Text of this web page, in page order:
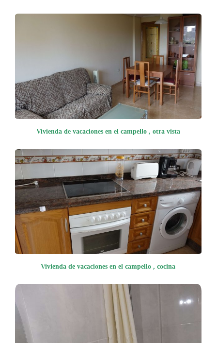
Vivienda de vacaciones en el campello , otra vista
Vivienda de vacaciones en el campello , cocina